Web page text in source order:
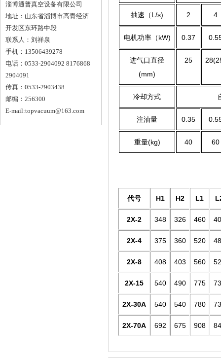
淄博通普真空设备有限公司
地址：山东省淄博市高青经济
开发区东环路中段
联系人：刘祥泉
手机：13506439278
电话：0533-2904092 8176868
2904091
传真：0533-2903438
邮编：256300
E-mail:topvacuum@163.com
抽速（L/s) 2 4
电机功率（kW) 0.37
进气口直径
(mm)
25
冷却方式
注油量 0.35
重量(kg) 40 60
代号 H1 H2 L1
2X-2 348 326 460
2X-4 375 360 520
2X-8 408 403 560
2X-15 540 490 775
2X-30A 540 540 780
2X-70A 692 675 908